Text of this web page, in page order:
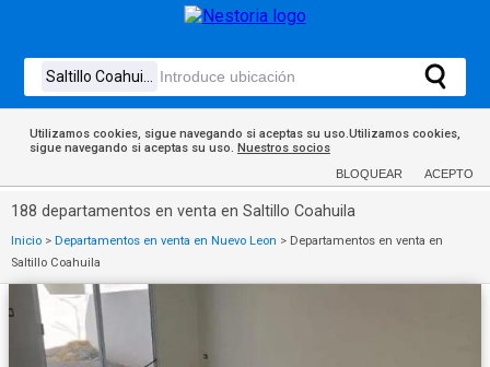
Utilizamos cookies, sigue navegando si aceptas su uso.Utilizamos cookies,
sigue navegando si aceptas su uso. Nuestros socios
BLOQUEAR ACEPTO
188 departamentos en venta en Saltillo Coahuila
Inicio > Departamentos en venta en Nuevo Leon > Departamentos en venta en
Saltillo Coahuila